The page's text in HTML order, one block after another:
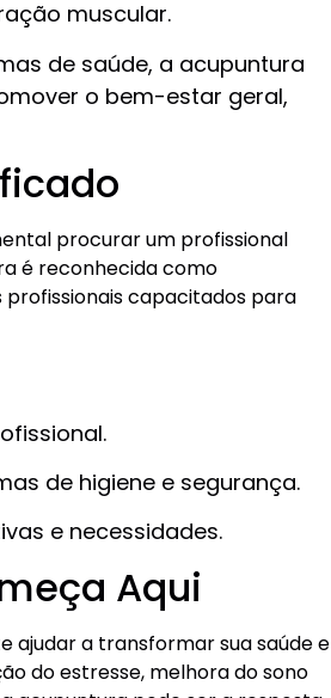
muscular.
de saúde, a acupuntura
o bem-estar geral,
procurar um profissional
é reconhecida como
profissionais capacitados para
de higiene e segurança.
e necessidades.
Aqui
ajudar a transformar sua saúde e
do estresse, melhora do sono